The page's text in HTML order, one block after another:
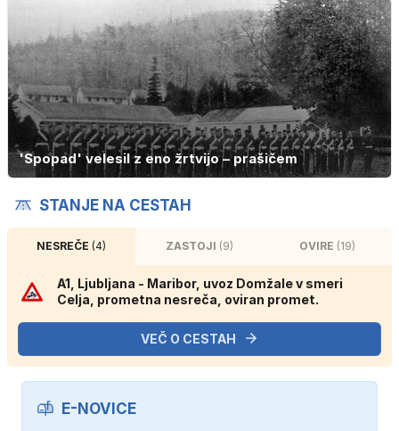
'Spopad' velesil z eno žrtvijo – prašičem
STANJE NA CESTAH
NESREČE (4) ZASTOJI (9) OVIRE (19)
A1, Ljubljana - Maribor, uvoz Domžale v smeri
Celja, prometna nesreča, oviran promet.
VEČ O CESTAH
E-NOVICE